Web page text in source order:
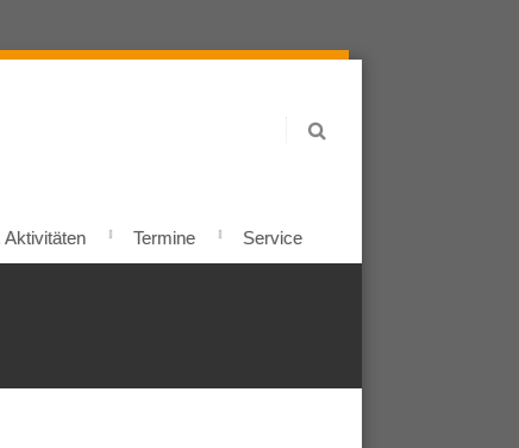
Aktivitäten Termine Service